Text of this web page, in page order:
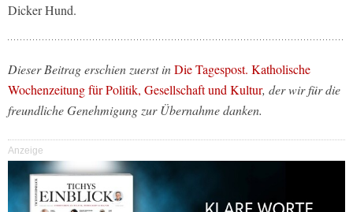
Dicker Hund.
Dieser Beitrag erschien zuerst inDie Tagespost. Katholische
Wochenzeitung für Politik, Gesellschaft und Kultur, der wir für die
freundliche Genehmigung zur Übernahme danken.
Anzeige